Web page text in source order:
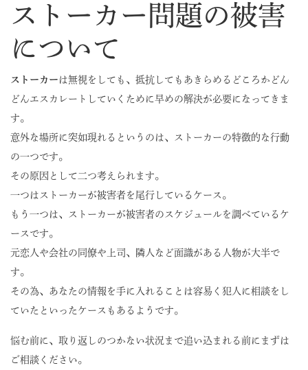
ストーカー問題の被害
について
ストーカー は無視をしても、抵抗してもあきらめるどころかどん
どんエスカレートしていくために早めの解決が必要になってきま
す。
意外な場所に突如現れるというのは、ストーカーの特徴的な行動
の一つです。
その原因として二つ考えられます。
一つはストーカーが被害者を尾行しているケース。
もう一つは、ストーカーが被害者のスケジュールを調べているケ
ースです。
元恋人や会社の同僚や上司、隣人など面識がある人物が大半で
す。
その為、あなたの情報を手に入れることは容易く犯人に相談をし
ていたといったケースもあるようです。
悩む前に、取り返しのつかない状況まで追い込まれる前にまずは
ご相談ください。